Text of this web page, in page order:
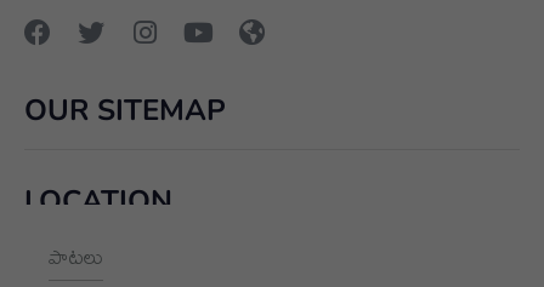
OUR SITEMAP
పాటలు
LOCATION
+91 9989928562